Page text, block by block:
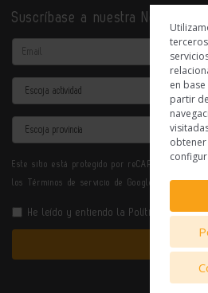
Suscríbase a nuestra Newsletter
Email
Actividad
Provincia
Este sitio está protegido por reCAPTCHA y se
los Términos de servicio de Google.
He leído y entiendo la Política de
Enviar
en
partir